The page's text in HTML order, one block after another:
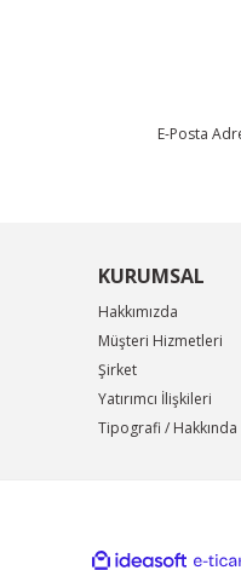
KURUMSAL
Hakkımızda
Müşteri Hizmetleri
Şirket
Yatırımcı İlişkileri
Tipografi / Hakkında
ideasoft